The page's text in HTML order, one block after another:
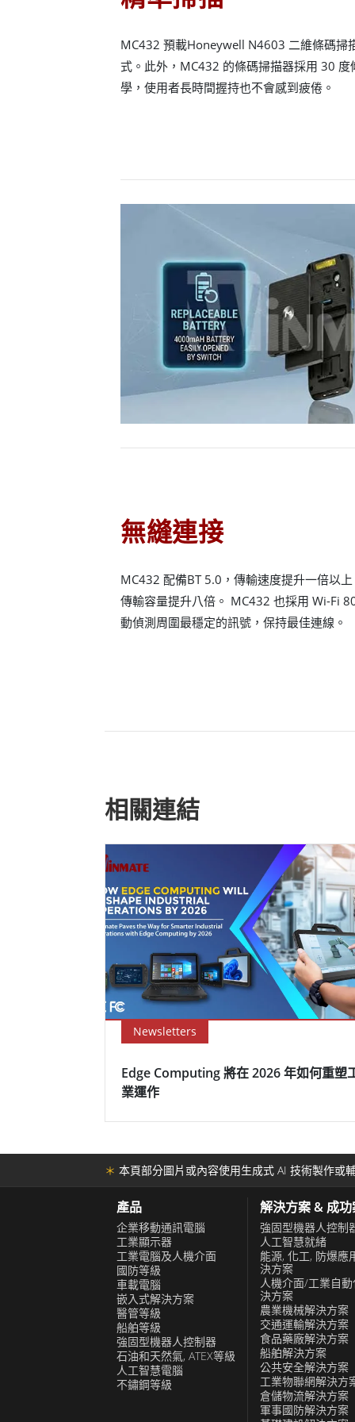
MC432 預載Honeywell N4603 二維條碼掃
式。此外，MC432 的條碼掃描器採用 30
學，使用者長時間握持也不會感到疲倦。
無縫連接
MC432 配備BT 5.0，傳輸速度提升一倍以
傳輸容量提升八倍。 MC432 也採用 Wi-Fi
動偵測周圍最穩定的訊號，保持最佳連線。
相關連結
Newsletters
Edge Computing 將在 2026 年如何重塑
業運作
＊ 本頁部分圖片或內容使用生成式 AI 技術製作或
產品
企業移動通訊電腦
工業顯示器
工業電腦及人機介面
國防等級
車載電腦
嵌入式解決方案
醫管等級
船舶等級
強固型機器人控制器
石油和天然氣, ATEX等級
人工智慧電腦
不鏽鋼等級
解決方案 & 成
強固型機器人控制
人工智慧就緒
能源, 化工, 防爆應
決方案
人機介面/工業自
決方案
農業機械解決方案
交通運輸解決方案
食品藥廠解決方案
船舶解決方案
公共安全解決方案
工業物聯網解決方
倉儲物流解決方案
軍事國防解決方案